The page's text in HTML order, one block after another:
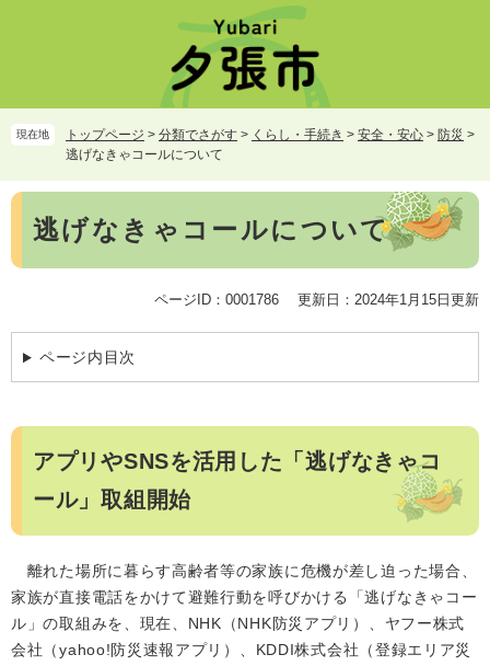
頭
で
飛
ば
て
へ
現在地 トップページ > 分類でさがす > くらし・手続き > 安全・安心 > 防災 >
逃げなきゃコールについて
本
逃げなきゃコールについて
ページID：0001786 更新日：2024年1月15日更新
ページ内目次
アプリやSNSを活用した「逃げなきゃコ
ール」取組開始
離れた場所に暮らす高齢者等の家族に危機が差し迫った場合、
家族が直接電話をかけて避難行動を呼びかける「逃げなきゃコー
ル」の取組みを、現在、NHK（NHK防災アプリ）、ヤフー株式
会社（yahoo!防災速報アプリ）、KDDI株式会社（登録エリア災